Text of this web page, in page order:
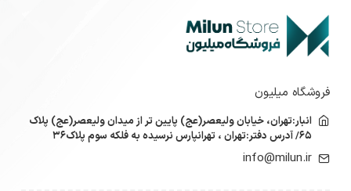
فروشگاه میلیون
انبار:تهران، خیابان ولیعصر(عج) پایین تر از میدان ولیعصر(عج) پلاک
۶۵/ آدرس دفتر:تهران ، تهرانپارس نرسیده به فلکه سوم پلاک۳۶
info@milun.ir